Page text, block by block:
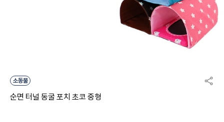
소동물
순면 터널 동굴 포치 초코 중형